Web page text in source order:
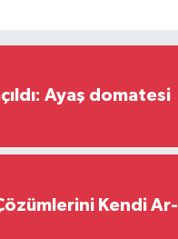
Ayaş domatesi
Kendi Ar-